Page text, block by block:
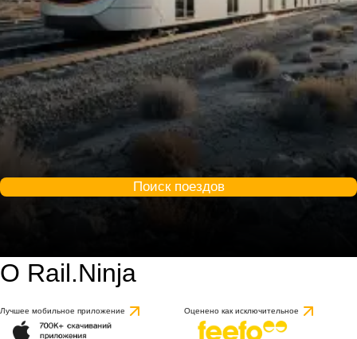
Поиск поездов
О Rail.Ninja
Лучшее мобильное приложение Оценено как исключительное